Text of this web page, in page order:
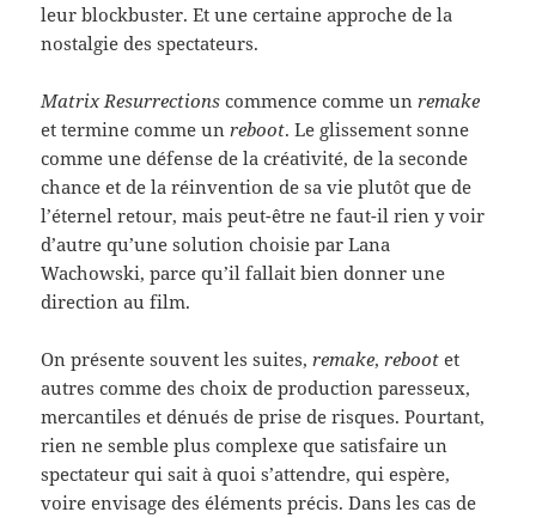
leur blockbuster. Et une certaine approche de la
nostalgie des spectateurs.
Matrix Resurrections commence comme unremake
et termine comme unreboot. Le glissement sonne
comme une défense de la créativité, de la seconde
chance et de la réinvention de sa vie plutôt que de
l’éternel retour, mais peut-être ne faut-il rien y voir
d’autre qu’une solution choisie par Lana
Wachowski, parce qu’il fallait bien donner une
direction au film.
On présente souvent les suites,remake,reboot et
autres comme des choix de production paresseux,
mercantiles et dénués de prise de risques. Pourtant,
rien ne semble plus complexe que satisfaire un
spectateur qui sait à quoi s’attendre, qui espère,
voire envisage des éléments précis. Dans les cas de